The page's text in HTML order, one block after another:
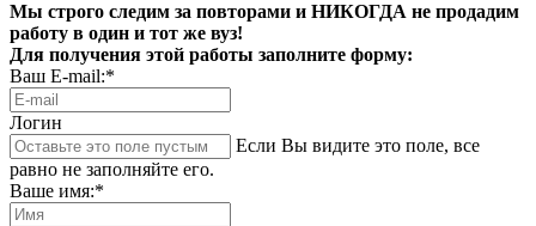
Мы строго следим за повторами и НИКОГДА не продадим
работу в один и тот же вуз!
Для получения этой работы заполните форму:
Ваш E-mail:*
Логин
Если Вы видите это поле, все
равно не заполняйте его.
Ваше имя:*